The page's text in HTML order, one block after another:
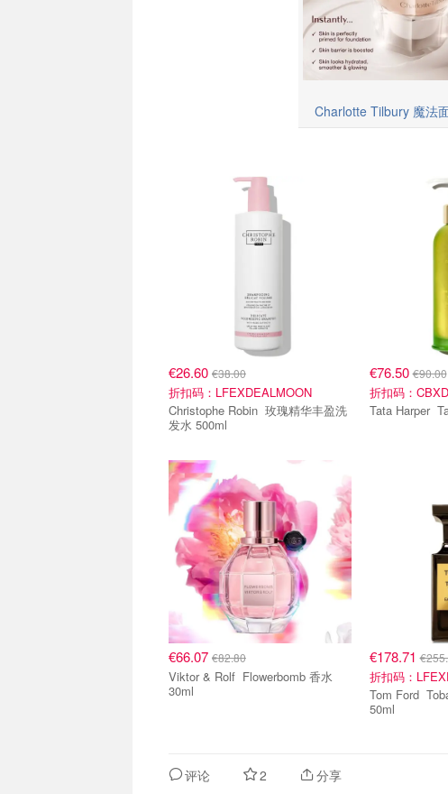
Charlotte Tilbury 魔法
€26.60 €38.00
折扣码：LFEXDEALMOON
Christophe Robin 玫瑰精华丰盈洗
发水 500ml
€76.50€90.00
折扣码：
€66.07 €82.80
Viktor & Rolf Flowerbomb 香水
30ml
€178.71
折扣码：
Tom Ford Tobacco Vanille 香水
50ml
评论 2 分享